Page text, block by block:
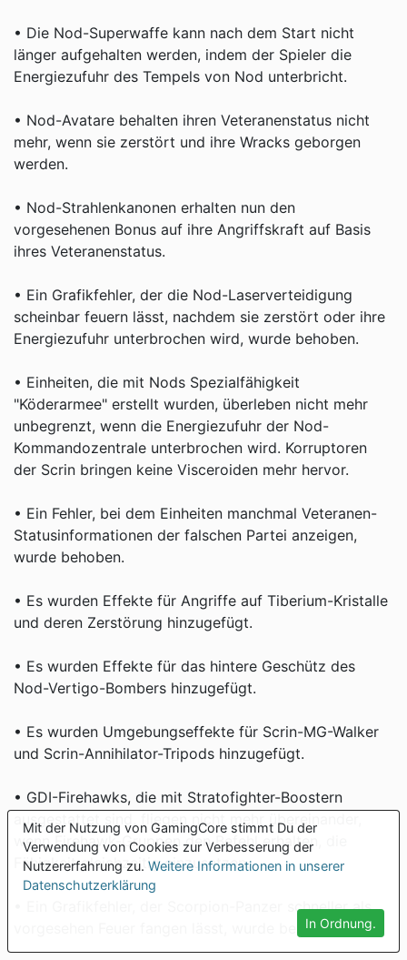
Mit der Nutzung von GamingCore stimmt Du der
Verwendung von Cookies zur Verbesserung der
Nutzererfahrung zu. Weitere Informationen in unserer
Datenschutzerklärung
In Ordnung.
• Die Nod-Superwaffe kann nach dem Start nicht
länger aufgehalten werden, indem der Spieler die
Energiezufuhr des Tempels von Nod unterbricht.
• Nod-Avatare behalten ihren Veteranenstatus nicht
mehr, wenn sie zerstört und ihre Wracks geborgen
werden.
• Nod-Strahlenkanonen erhalten nun den
vorgesehenen Bonus auf ihre Angriffskraft auf Basis
ihres Veteranenstatus.
• Ein Grafikfehler, der die Nod-Laserverteidigung
scheinbar feuern lässt, nachdem sie zerstört oder ihre
Energiezufuhr unterbrochen wird, wurde behoben.
• Einheiten, die mit Nods Spezialfähigkeit
"Köderarmee" erstellt wurden, überleben nicht mehr
unbegrenzt, wenn die Energiezufuhr der Nod-
Kommandozentrale unterbrochen wird. Korruptoren
der Scrin bringen keine Visceroiden mehr hervor.
• Ein Fehler, bei dem Einheiten manchmal Veteranen-
Statusinformationen der falschen Partei anzeigen,
wurde behoben.
• Es wurden Effekte für Angriffe auf Tiberium-Kristalle
und deren Zerstörung hinzugefügt.
• Es wurden Effekte für das hintere Geschütz des
Nod-Vertigo-Bombers hinzugefügt.
• Es wurden Umgebungseffekte für Scrin-MG-Walker
und Scrin-Annihilator-Tripods hinzugefügt.
• GDI-Firehawks, die mit Stratofighter-Boostern
ausgestattet sind, fliegen nicht mehr übereinander,
wenn Firehawk-Gruppen den Befehl erhalten, die
Fähigkeit gleichzeitig einzusetzen.
• Ein Grafikfehler, der Scorpion-Panzer schneller als
vorgesehen Feuer fangen lässt, wurde behoben.